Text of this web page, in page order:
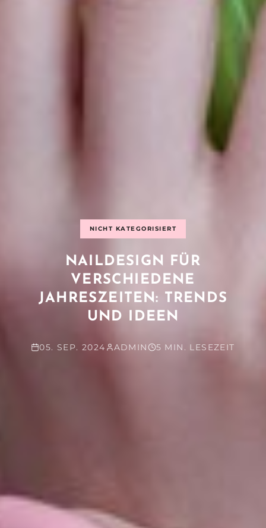
NICHT KATEGORISIERT
NAILDESIGN FÜR
VERSCHIEDENE
JAHRESZEITEN: TRENDS
UND IDEEN
05. SEP. 2024 ADMIN 5 MIN. LESEZEIT